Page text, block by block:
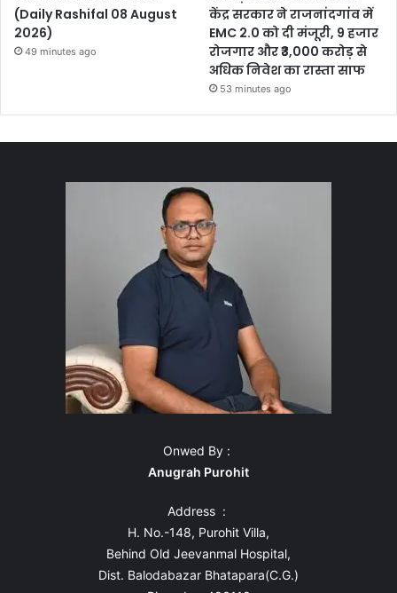
(Daily Rashifal 08 August
2026)
49 minutes ago
केंद्र सरकार ने राजनांदगांव में
EMC 2.0 को दी मंजूरी, 9 हजार
रोजगार और ₹3,000 करोड़ से
अधिक निवेश का रास्ता साफ
53 minutes ago
Onwed By :
Anugrah Purohit
Address :
H. No.-148, Purohit Villa,
Behind Old Jeevanmal Hospital,
Dist. Balodabazar Bhatapara(C.G.)